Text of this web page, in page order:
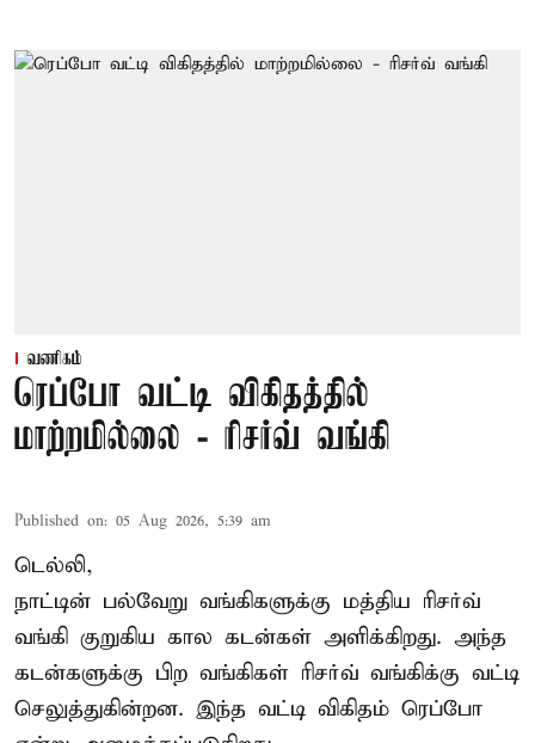
வணிகம்
ரெப்போ வட்டி விகிதத்தில்
மாற்றமில்லை - ரிசர்வ் வங்கி
Published on: 05 Aug 2026, 5:39 am
டெல்லி,
நாட்டின் பல்வேறு வங்கிகளுக்கு மத்திய ரிசர்வ்
வங்கி குறுகிய கால கடன்கள் அளிக்கிறது. அந்த
கடன்களுக்கு பிற வங்கிகள் ரிசர்வ் வங்கிக்கு வட்டி
செலுத்துகின்றன. இந்த வட்டி விகிதம் ரெப்போ